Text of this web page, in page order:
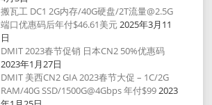
搬瓦工 DC1 2G内存/40G硬盘/2T流量@2.5G
端口优惠码后年付$46.61美元2025年3月11
日
DMIT 2023春节促销 日本CN2 50%优惠码
2023年1月27日
DMIT 美西CN2 GIA 2023春节大促 – 1C/2G
RAM/40G SSD/1500G@4Gbps 年付$992023